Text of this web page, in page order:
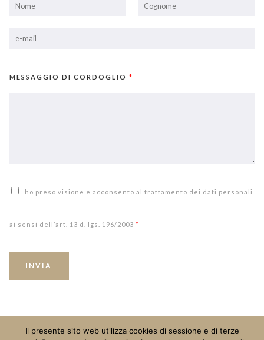
MESSAGGIO DI CORDOGLIO *
ho preso visione e acconsento al trattamento dei dati personali
ai sensi dell’art. 13 d. lgs. 196/2003 *
INVIA
Il presente sito web utilizza cookies di sessione e di terze